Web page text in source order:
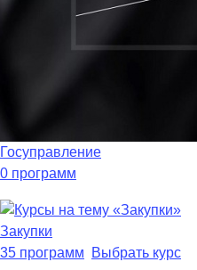
Госуправление
0 программ
Закупки
35 программ
Выбрать курс